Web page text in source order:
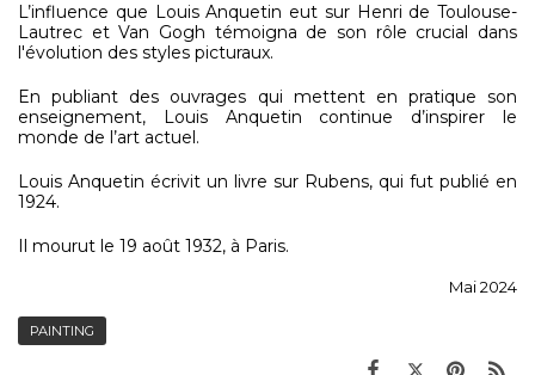
L’influence que Louis Anquetin eut sur Henri de Toulouse-
Lautrec et Van Gogh témoigna de son rôle crucial dans
l'évolution des styles picturaux.
En publiant des ouvrages qui mettent en pratique son
enseignement, Louis Anquetin continue d’inspirer le
monde de l’art actuel.
Louis Anquetin écrivit un livre sur Rubens, qui fut publié en
1924.
Il mourut le 19 août 1932, à Paris.
Mai 2024
PAINTING